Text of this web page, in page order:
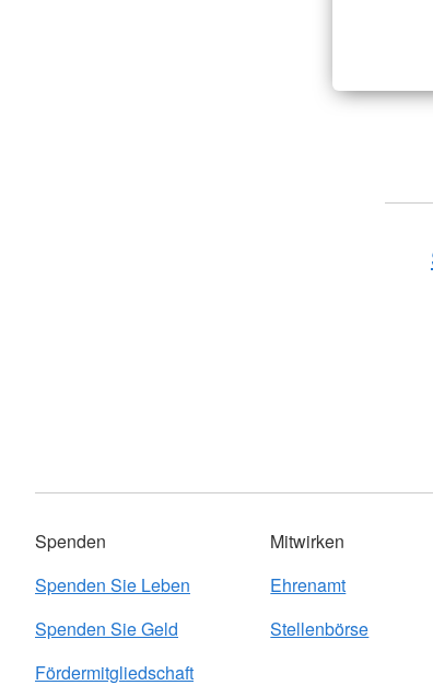
Spenden
Spenden Sie Leben
Spenden Sie Geld
Fördermitgliedschaft
Mitwirken
Ehrenamt
Stellenbörse